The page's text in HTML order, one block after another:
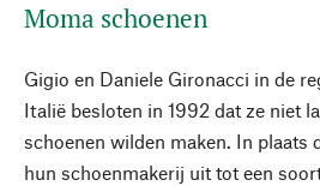
Moma schoenen
Gigio en Daniele Gironacci in de
Italië besloten in 1992 dat ze niet
schoenen wilden maken. In plaats
hun schoenmakerij uit tot een